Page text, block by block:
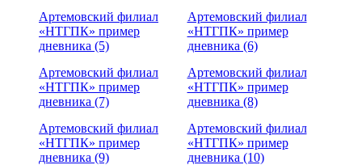
Артемовский филиал
«НТГПК» пример
дневника (5)
Артемовский филиал
«НТГПК» пример
дневника (6)
Артемовский филиал
«НТГПК» пример
дневника (7)
Артемовский филиал
«НТГПК» пример
дневника (8)
Артемовский филиал
«НТГПК» пример
дневника (9)
Артемовский филиал
«НТГПК» пример
дневника (10)